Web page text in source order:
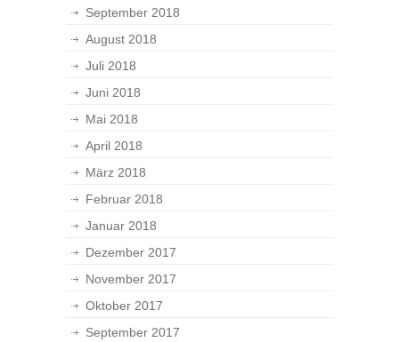
September 2018
August 2018
Juli 2018
Juni 2018
Mai 2018
April 2018
März 2018
Februar 2018
Januar 2018
Dezember 2017
November 2017
Oktober 2017
September 2017